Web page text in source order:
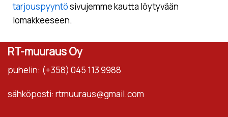
tarjouspyyntösivujemme kautta löytyvään
lomakkeeseen.
RT-muuraus Oy
puhelin: (+358) 045 113 9988
sähköposti: rtmuuraus@gmail.com